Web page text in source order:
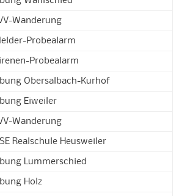
Wanderung
Probealarm
Probealarm
Obersalbach-Kurhof
Eiweiler
Wanderung
Realschule Heusweiler
Lummerschied
Holz